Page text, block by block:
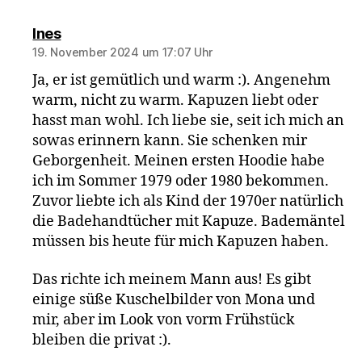
Inessagt:
19. November 2024 um 17:07 Uhr
Ja, er ist gemütlich und warm :). Angenehm
warm, nicht zu warm. Kapuzen liebt oder
hasst man wohl. Ich liebe sie, seit ich mich an
sowas erinnern kann. Sie schenken mir
Geborgenheit. Meinen ersten Hoodie habe
ich im Sommer 1979 oder 1980 bekommen.
Zuvor liebte ich als Kind der 1970er natürlich
die Badehandtücher mit Kapuze. Bademäntel
müssen bis heute für mich Kapuzen haben.
Das richte ich meinem Mann aus! Es gibt
einige süße Kuschelbilder von Mona und
mir, aber im Look von vorm Frühstück
bleiben die privat :).